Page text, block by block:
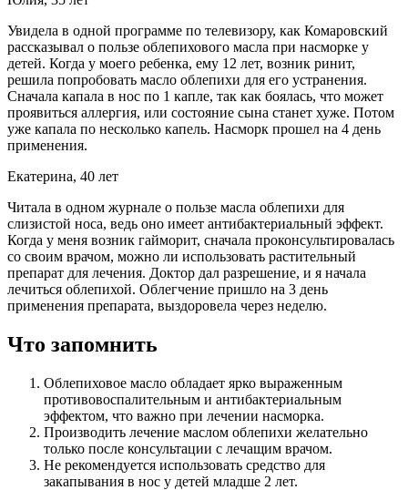
Увидела в одной программе по телевизору, как Комаровский
рассказывал о пользе облепихового масла при насморке у
детей. Когда у моего ребенка, ему 12 лет, возник ринит,
решила попробовать масло облепихи для его устранения.
Сначала капала в нос по 1 капле, так как боялась, что может
проявиться аллергия, или состояние сына станет хуже. Потом
уже капала по несколько капель. Насморк прошел на 4 день
применения.
Екатерина, 40 лет
Читала в одном журнале о пользе масла облепихи для
слизистой носа, ведь оно имеет антибактериальный эффект.
Когда у меня возник гайморит, сначала проконсультировалась
со своим врачом, можно ли использовать растительный
препарат для лечения. Доктор дал разрешение, и я начала
лечиться облепихой. Облегчение пришло на 3 день
применения препарата, выздоровела через неделю.
Что запомнить
Облепиховое масло обладает ярко выраженным
противовоспалительным и антибактериальным
эффектом, что важно при лечении насморка.
Производить лечение маслом облепихи желательно
только после консультации с лечащим врачом.
Не рекомендуется использовать средство для
закапывания в нос у детей младше 2 лет.